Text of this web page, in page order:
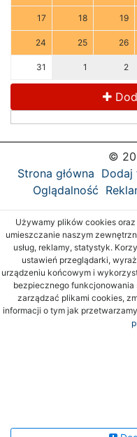
17 18 19
24 25 26
31 1 2
©
Strona główna Dodaj
Oglądalność
Używamy plików cookies
umieszczanie naszym
usług, reklamy, statystyk.
ustawień przeglądarki,
urządzeniu końcowym i
bezpiecznego funkcjonowania
zarządzać plikami cookies,
informacji o tym jak